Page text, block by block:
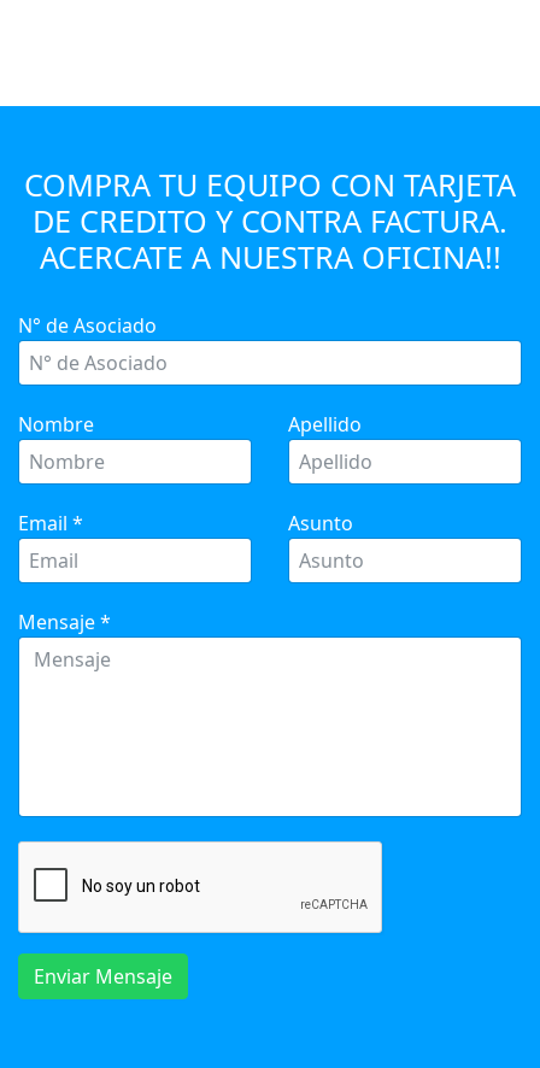
COMPRA TU EQUIPO CON TARJETA
DE CREDITO Y CONTRA FACTURA.
ACERCATE A NUESTRA OFICINA!!
N° de Asociado
Nombre Apellido
Email * Asunto
Mensaje*
Enviar Mensaje